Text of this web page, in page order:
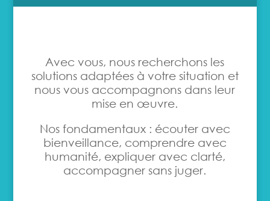
Avec vous, nous recherchons les
solutions adaptées à votre situation et
nous vous accompagnons dans leur
mise en œuvre.
Nos fondamentaux : écouter avec
bienveillance, comprendre avec
humanité, expliquer avec clarté,
accompagner sans juger.